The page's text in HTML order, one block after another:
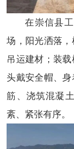
在崇信县
场，阳光洒落
吊运建材；装
头戴安全帽、
筋、浇筑混凝
紊、紧张有序。